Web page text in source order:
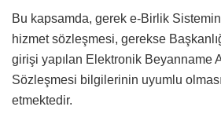
Bu kapsamda, gerek e-Birlik
hizmet sözleşmesi, gerekse
girişi yapılan Elektronik Beyanname
Sözleşmesi bilgilerinin uyumlu
etmektedir.